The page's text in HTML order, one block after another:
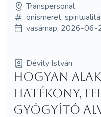
Transpersonal
önismeret,
vasárnap, 2026-
Dévity István
Hogyan
hatékony,
gyógyító